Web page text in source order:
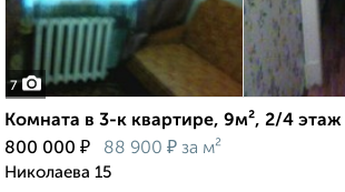
7
Комната в 3-к квартире, 9м², 2/4 этаж
800 000 ₽ 88 900 ₽ за м²
Николаева 15